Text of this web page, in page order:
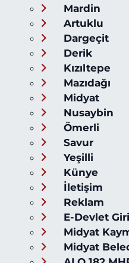
Mardin
Artuklu
Dargeçit
Derik
Kızıltepe
Mazıdağı
Midyat
Nusaybin
Ömerli
Savur
Yeşilli
Künye
İletişim
Reklam
E-Devlet
Midyat
Midyat